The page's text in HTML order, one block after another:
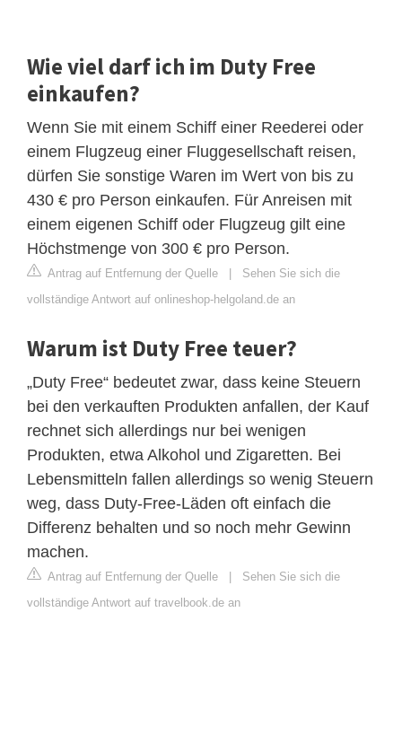
Wie viel darf ich im Duty Free
einkaufen?
Wenn Sie mit einem Schiff einer Reederei oder
einem Flugzeug einer Fluggesellschaft reisen,
dürfen Sie sonstige Waren im Wert von bis zu
430 € pro Person einkaufen. Für Anreisen mit
einem eigenen Schiff oder Flugzeug gilt eine
Höchstmenge von 300 € pro Person.
Antrag auf Entfernung der Quelle
Sehen Sie sich die
vollständige Antwort auf onlineshop-helgoland.de an
Warum ist Duty Free teuer?
„Duty Free“ bedeutet zwar, dass keine Steuern
bei den verkauften Produkten anfallen, der Kauf
rechnet sich allerdings nur bei wenigen
Produkten, etwa Alkohol und Zigaretten. Bei
Lebensmitteln fallen allerdings so wenig Steuern
weg, dass Duty-Free-Läden oft einfach die
Differenz behalten und so noch mehr Gewinn
machen.
Antrag auf Entfernung der Quelle
Sehen Sie sich die
vollständige Antwort auf travelbook.de an